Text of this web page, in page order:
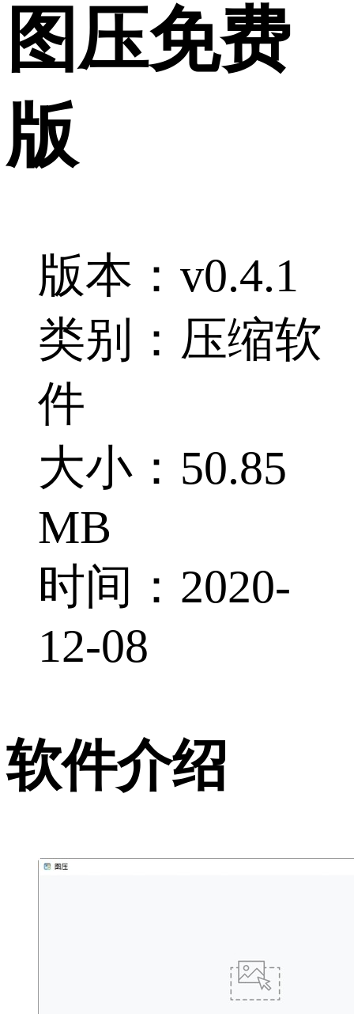
图压免费
版
版本：v0.4.1
类别：压缩软
件
大小：50.85
MB
时间：2020-
12-08
软件介绍